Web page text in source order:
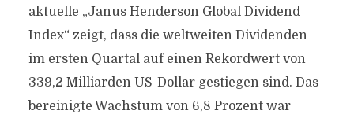
aktuelle „Janus Henderson Global Dividend
Index“ zeigt, dass die weltweiten Dividenden
im ersten Quartal auf einen Rekordwert von
339,2 Milliarden US-Dollar gestiegen sind. Das
bereinigte Wachstum von 6,8 Prozent war